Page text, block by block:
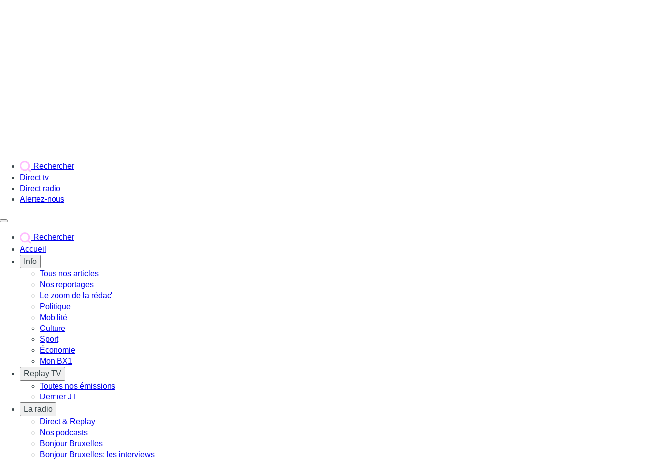
Rechercher
Direct tv
Direct radio
Alertez-nous
Rechercher
Accueil
Info
Tous nos articles
Nos reportages
Le zoom de la rédac'
Politique
Mobilité
Culture
Sport
Économie
Mon BX1
Replay TV
Toutes nos émissions
Dernier JT
La radio
Direct & Replay
Nos podcasts
Bonjour Bruxelles
Bonjour Bruxelles: les interviews